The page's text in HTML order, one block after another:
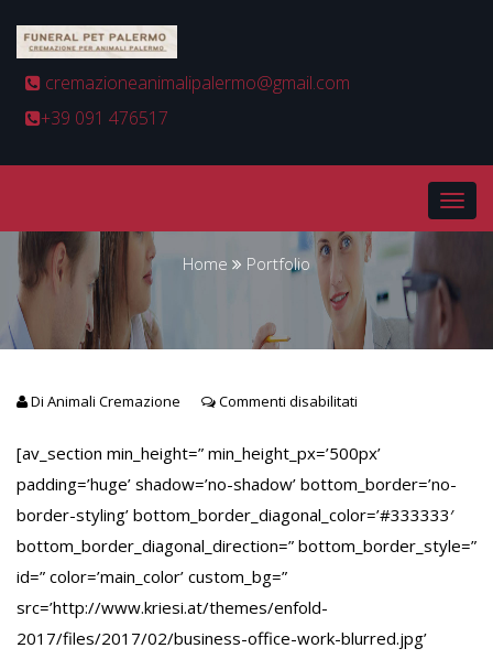
cremazioneanimalipalermo@gmail.com
+39 091 476517
Home Portfolio
Di Animali Cremazione Commenti disabilitati
[av_section min_height=” min_height_px=’500px’
padding=’huge’ shadow=’no-shadow’ bottom_border=’no-
border-styling’ bottom_border_diagonal_color=’#333333′
bottom_border_diagonal_direction=” bottom_border_style=”
id=” color=’main_color’ custom_bg=”
src=’http://www.kriesi.at/themes/enfold-
2017/files/2017/02/business-office-work-blurred.jpg’